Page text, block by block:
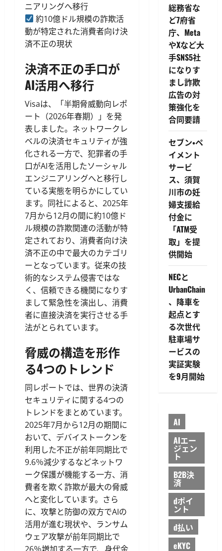
ニアリングへ移行
約10億ドル規模の詐欺活
動が特定された消費者向け決
済不正の現状
決済不正の手口が
AI活用へ移行
Visaは、「半期脅威動向レポ
ート（2026年春期）」を発
表しました。ネットワークレ
ベルの決済セキュリティが強
化される一方で、犯罪者の手
口がAIを活用したソーシャル
エンジニアリングへと移行し
ている実態を明らかにしてい
ます。同社によると、2025年
7月から12月の間に約10億ド
ル規模の詐欺関連の活動が特
定されており、消費者向け決
済不正の中で最大のカテゴリ
ーとなっています。従来の技
術的なシステム侵害ではな
く、信頼できる機関になりす
まして緊急性を演出し、消費
者に直接決済を実行させる手
法がとられています。
脅威の構造を形作
る4つのトレンド
同レポートでは、世界の決済
セキュリティに関する4つの
トレンドをまとめています。
2025年7月から12月の期間に
おいて、デバイストークンを
利用した不正が前年同期比で
9.6％減少するなどネットワ
ーク保護が機能する一方、消
費者を欺く詐欺が最大の脅威
へと変化しています。さら
に、攻撃と防御の双方でAIの
活用が進む現状や、ランサム
ウェア攻撃が前年同期比で
総務省な
ど7府省
庁、Meta
やXなど大
手SNS5社
になりす
まし詐欺
広告の対
策強化を
合同要請
セブン・ペ
イメント
サービ
ス、須賀
川市の妊
婦支援給
付金に
「ATM受
取」を提
供開始
NECと
UrbanChain
、降車を
起点とす
る次世代
駐車場サ
ービスの
実証実験
を9月開始
AI
AIエー
ジェン
ト
B2B決
済
dポイ
ント
d払い
eKYC